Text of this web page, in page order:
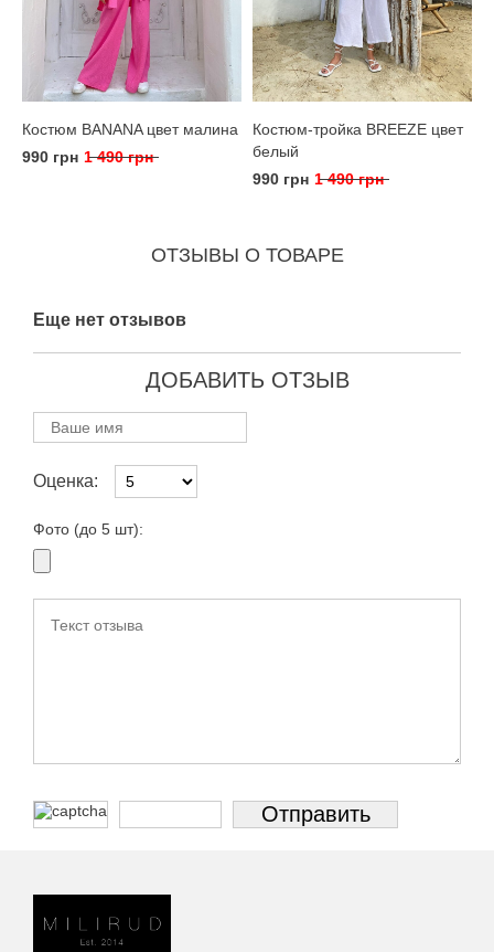
Костюм BANANA цвет малина
990 грн 1 490 грн
Костюм-тройка BREEZE цвет
белый
990 грн 1 490 грн
ОТЗЫВЫ О ТОВАРЕ
Еще нет отзывов
ДОБАВИТЬ ОТЗЫВ
Оценка:
Фото (до 5 шт):